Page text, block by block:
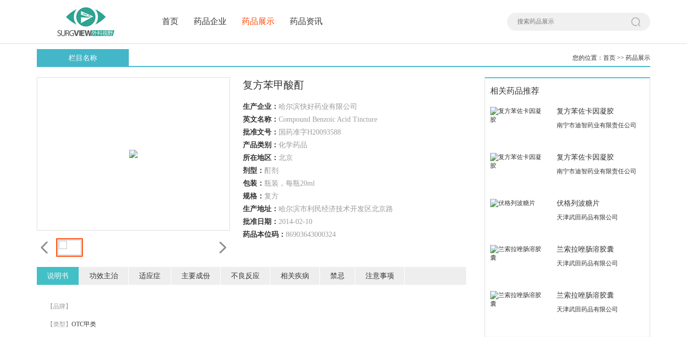
首页 药品企业 药品展示 药品资讯
栏目名称 您的位置： 首页 >> 药品展示
复方苯甲酸酊
生产企业： 哈尔滨快好药业有限公司
英文名称：Compound Benzoic Acid Tincture
批准文号： 国药准字H20093588
产品类别：化学药品
所在地区：北京
剂型： 酊剂
包装：瓶装，每瓶20ml
规格：复方
生产地址： 哈尔滨市利民经济技术开发区北京路
批准日期：2014-02-10
药品本位码：86903643000324
说明书 功效主治 适应症 主要成份 不良反应 相关疾病 禁忌 注意事项
【品牌】
【类型】 OTC甲类
相关药品推荐
复方苯佐卡因凝胶
南宁市迪智药业有限责任公司
复方苯佐卡因凝胶
南宁市迪智药业有限责任公司
伏格列波糖片
天津武田药品有限公司
兰索拉唑肠溶胶囊
天津武田药品有限公司
兰索拉唑肠溶胶囊
天津武田药品有限公司